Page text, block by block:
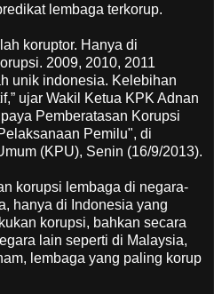
lembaga terkorup.
koruptor. Hanya di
2009, 2010, 2011
unik indonesia. Kelebihan
ujar Wakil Ketua KPK Adnan
Pemberatasan Korupsi
Pemilu", di
(KPU), Senin (16/9/2013).
korupsi lembaga di negara-
hanya di Indonesia yang
korupsi, bahkan secara
lain seperti di Malaysia,
lembaga yang paling korup